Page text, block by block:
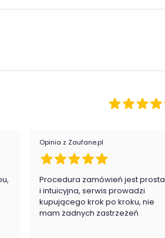
do samodzielnego
Opinia z Zaufane.pl
Procedura zamówień jest prosta
i intuicyjna, serwis prowadzi
kupującego krok po kroku, nie
mam żadnych zastrzeżeń